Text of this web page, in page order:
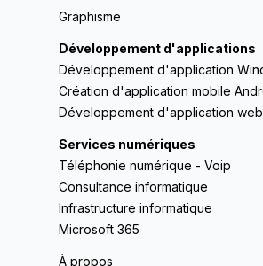
Graphisme
Développement d'applications
Développement d'application
Création d'application mobile
Développement d'application web
Services numériques
Téléphonie numérique - Voip
Consultance informatique
Infrastructure informatique
Microsoft 365
À propos